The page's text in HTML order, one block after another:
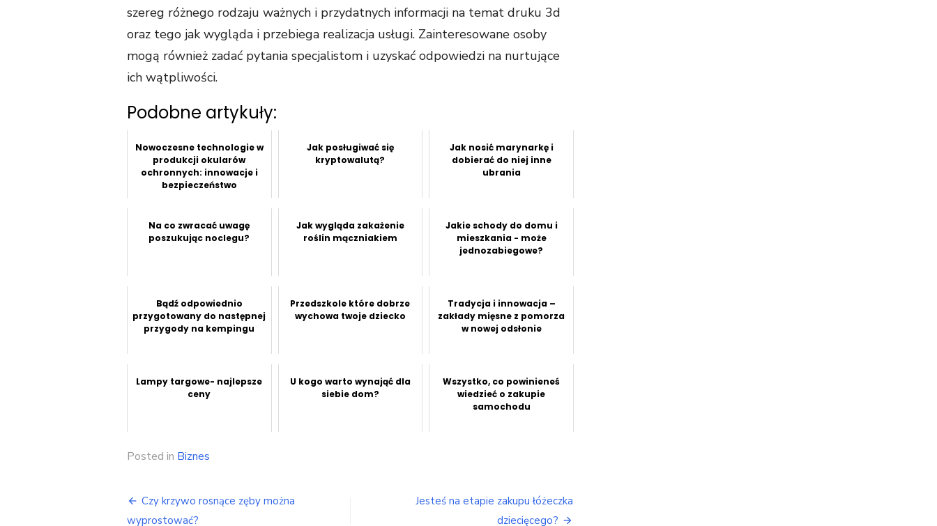
szereg różnego rodzaju ważnych i przydatnych informacji na temat druku 3d
oraz tego jak wygląda i przebiega realizacja usługi. Zainteresowane osoby
mogą również zadać pytania specjalistom i uzyskać odpowiedzi na nurtujące
ich wątpliwości.
Podobne artykuły:
Nowoczesne technologie w
produkcji okularów
ochronnych: innowacje i
bezpieczeństwo
Jak posługiwać się
kryptowalutą?
Jak nosić marynarkę i
dobierać do niej inne
ubrania
Na co zwracać uwagę
poszukując noclegu?
Jak wygląda zakażenie
roślin mączniakiem
Jakie schody do domu i
mieszkania - może
jednozabiegowe?
Bądź odpowiednio
przygotowany do następnej
przygody na kempingu
Przedszkole które dobrze
wychowa twoje dziecko
Tradycja i innowacja –
zakłady mięsne z pomorza
w nowej odsłonie
Lampy targowe- najlepsze
ceny
U kogo warto wynająć dla
siebie dom?
Wszystko, co powinieneś
wiedzieć o zakupie
samochodu
Posted in Biznes
Nawigacja
Czy krzywo rosnące zęby można
wyprostować?
Jesteś na etapie zakupu łóżeczka
dziecięcego?